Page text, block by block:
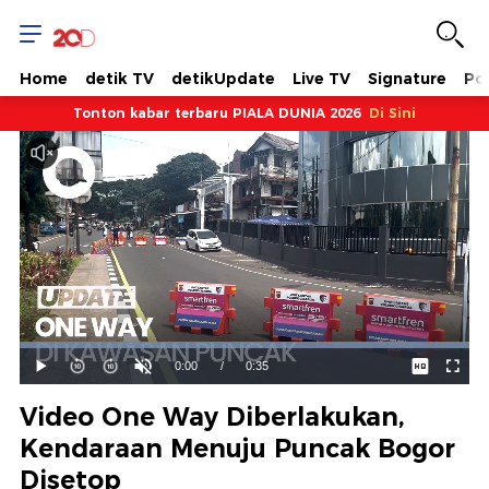
Home detik TV detikUpdate Live TV Signature
Tonton kabar terbaru PIALA DUNIA 2026 Di Sini
Mainkan
Suara
Hidup
Waktu
ini
0:00 / Durasi
0:35
Dimuat:
100.00%
Video One Way Diberlakukan,
Kendaraan Menuju Puncak Bogor
Disetop